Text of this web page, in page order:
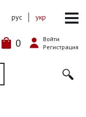
0
Войти
Регистрация
рус укр